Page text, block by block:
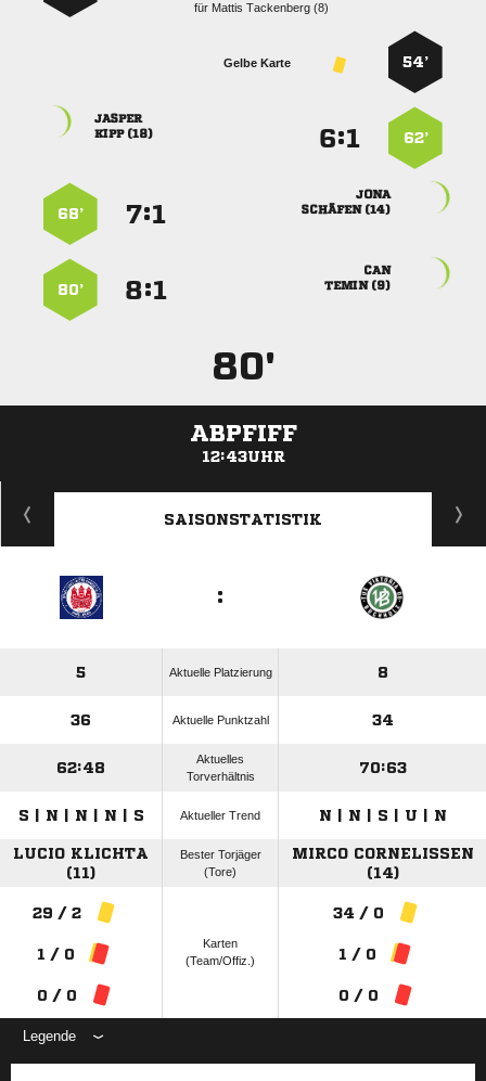
für   
54’
Gelbe Karte
62’
:

 

 
:
68’

 
:
80’
80'
ABPFIFF
12:43UHR
ANZEIGE
SAISONSTATISTIK
:
5 Aktuelle Platzierung 8
36 Aktuelle Punktzahl 34
62:48
Aktuelles
Torverhältnis
70:63
S | N | N | N | S Aktueller Trend N | N | S | U | N
LUCIO KLICHTA
(11)
Bester Torjäger
(Tore)
MIRCO CORNELISSEN
(14)
29 / 2
1 / 0
0 / 0
Karten
(Team/Offiz.)
34 / 0
1 / 0
0 / 0
Legende
ANZEIGE